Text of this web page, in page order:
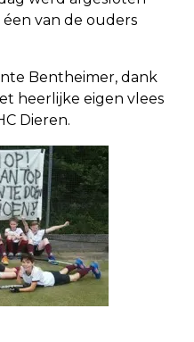
van de ouders
Bentheimer, dank
heerlijke eigen vlees
Dieren.